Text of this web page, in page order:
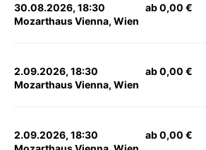
30.08.2026, 18:30
Mozarthaus Vienna, Wien
ab 0,00 €
2.09.2026, 18:30
Mozarthaus Vienna, Wien
ab 0,00 €
2.09.2026, 18:30
ab 0,00 €